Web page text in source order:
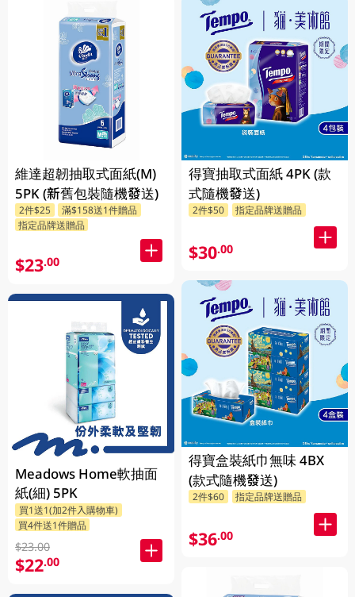
維達超韌抽取式面紙(M)
5PK (新舊包裝隨機發送)
2件$25
滿$158送1件贈品
指定品牌送贈品
$23.00
Meadows Home軟抽面
紙(細) 5PK
買1送1(加2件入購物車)
買4件送1件贈品
$23.00
$22.00
得寶抽取式面紙 4PK (款
式隨機發送)
2件$50 指定品牌送贈品
$30.00
得寶盒裝紙巾無味 4BX
(款式隨機發送)
2件$60 指定品牌送贈品
$36.00